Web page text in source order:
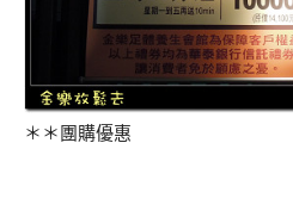
＊＊團購優惠